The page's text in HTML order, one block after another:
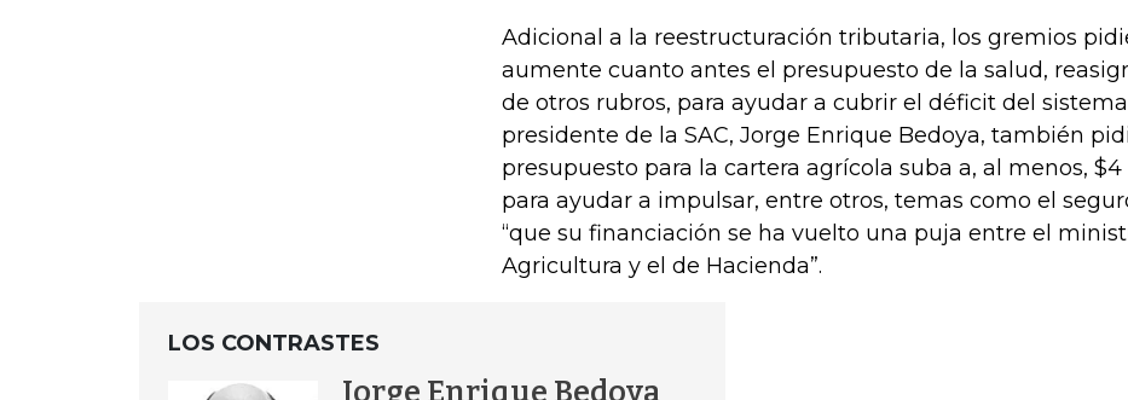
Adicional a la reestructuración tributaria, los gremios
aumente cuanto antes el presupuesto de la salud,
de otros rubros, para ayudar a cubrir el déficit del
presidente de la SAC, Jorge Enrique Bedoya, también
presupuesto para la cartera agrícola suba a, al menos,
para ayudar a impulsar, entre otros, temas como el
“que su financiación se ha vuelto una puja entre el
Agricultura y el de Hacienda”.
LOS CONTRASTES
Jorge Enrique Bedoya